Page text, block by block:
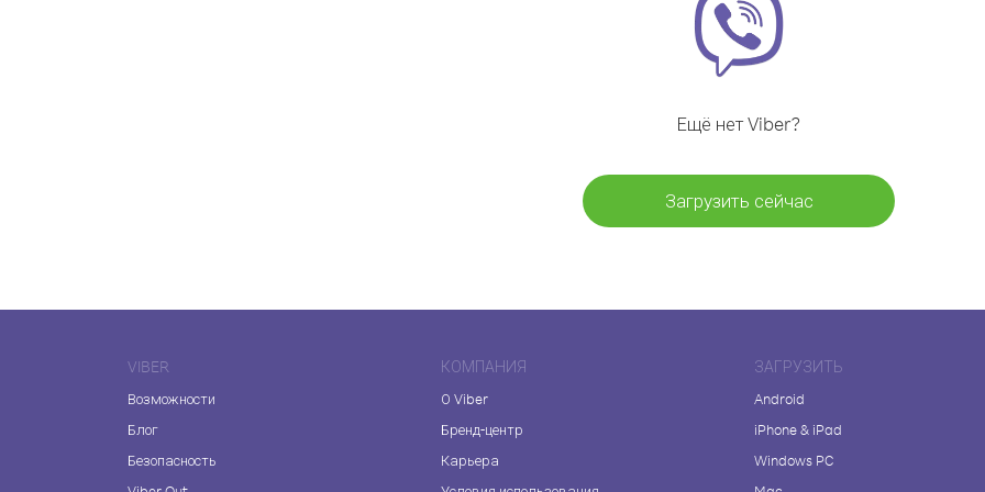
Ещё нет Viber?
Загрузить сейчас
VIBER
Возможности
Блог
Безопасность
КОМПАНИЯ
О Viber
Бренд-центр
Карьера
ЗАГРУЗИТЬ
Android
iPhone & iPad
Windows PC